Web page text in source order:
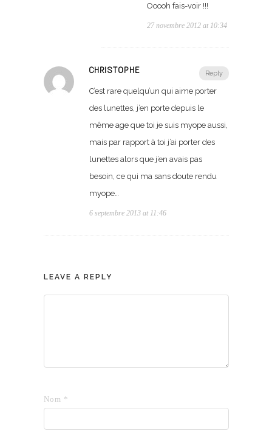
Ooooh fais-voir !!!
27 novembre 2012 at 10:34
Reply
CHRISTOPHE
C’est rare quelqu’un qui aime porter
des lunettes, j’en porte depuis le
même age que toi je suis myope aussi,
mais par rapport à toi j’ai porter des
lunettes alors que j’en avais pas
besoin, ce qui ma sans doute rendu
myope…
6 septembre 2013 at 11:46
LEAVE A REPLY
Nom *